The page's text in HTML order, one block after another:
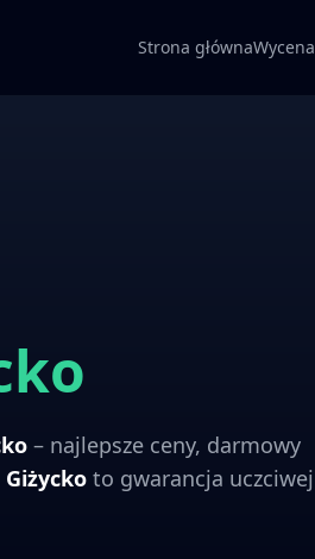
Strona głównaWycena
– najlepsze ceny, darmowy
Giżycko to gwarancja uczciwej